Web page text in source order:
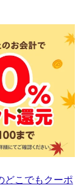
どこでもクーポ